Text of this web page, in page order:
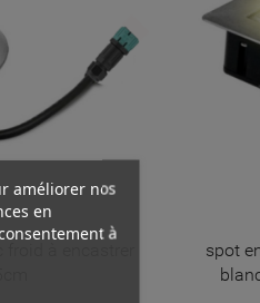
à encastrer
spot
améliorer nos
en
à